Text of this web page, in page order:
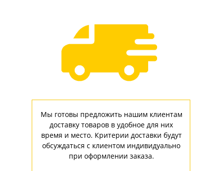
Мы готовы предложить нашим клиентам
доставку товаров в удобное для них
время и место. Критерии доставки будут
обсуждаться с клиентом индивидуально
при оформлении заказа.